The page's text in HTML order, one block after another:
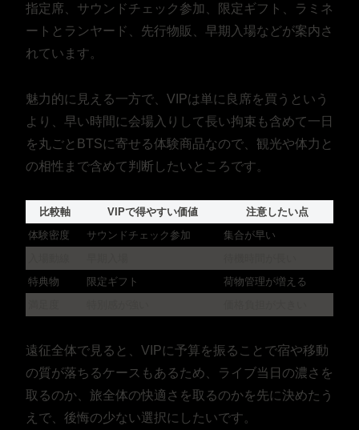
指定席、サウンドチェック参加、限定ギフト、ラミネ
ートとランヤード、先行物販、早期入場などが案内さ
れています。
魅力的に見える一方で、VIPは単に良席を買うという
より、早い時間に会場入りして長い拘束も含めて一日
を丸ごとBTSに寄せる体験商品なので、観光や体力と
の相性まで含めて判断したいところです。
比較軸 VIPで得やすい価値
注意したい点
体験密度
サウンドチェック参加
集合が早い
特典物
限定ギフト
荷物管理が増える
遠征全体で見ると、VIPに予算を振ることで宿や移動
の質が落ちるケースもあるため、ライブ当日の濃さを
取るのか、旅全体の快適さを取るのかを先に決めたう
えで、後悔の少ない選択にしたいです。